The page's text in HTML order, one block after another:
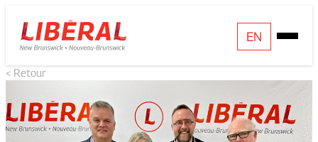
Skip
to
content
Homepage
Link
EN
Open
Mobile
Menu
< Retour